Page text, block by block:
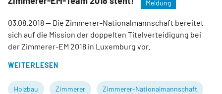
Meldung
03.08.2018— Die Zimmerer-Nationalmannschaft bereitet
sich auf die Mission der doppelten Titelverteidigung bei
der Zimmerer-EM 2018 in Luxemburg vor.
WEITERLESEN
Holzbau Zimmerer Zimmerer-Nationalmannschaft